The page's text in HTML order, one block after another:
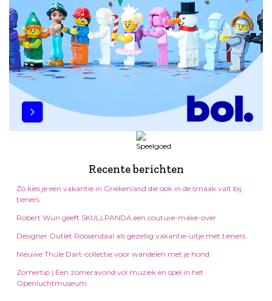
Recente berichten
Zo kies je een vakantie in Griekenland die ook in de smaak valt bij
tieners
Robert Wun geeft SKULLPANDA een couture-make-over
Designer Outlet Roosendaal als gezellig vakantie-uitje met tieners
Nieuwe Thule Dart-collectie voor wandelen met je hond
Zomertip | Een zomeravond vol muziek en spel in het
Openluchtmuseum